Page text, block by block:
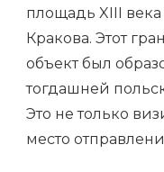
площадь XIII века
Кракова. Этот
объект был
тогдашней
Это не только
место